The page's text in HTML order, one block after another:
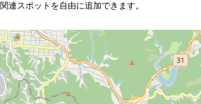
連スポットを自由に追加できます。